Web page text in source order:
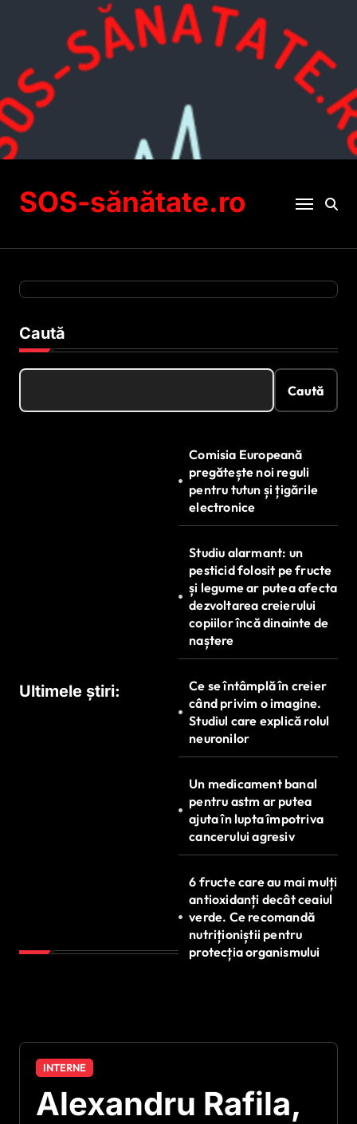
SOS-sănătate.ro
Caută
Caută
Ultimele știri:
Comisia Europeană
pregătește noi reguli
pentru tutun și țigările
electronice
Studiu alarmant: un
pesticid folosit pe fructe
și legume ar putea afecta
dezvoltarea creierului
copiilor încă dinainte de
naștere
Ce se întâmplă în creier
când privim o imagine.
Studiul care explică rolul
neuronilor
Un medicament banal
pentru astm ar putea
ajuta în lupta împotriva
cancerului agresiv
6 fructe care au mai mulți
antioxidanți decât ceaiul
verde. Ce recomandă
nutriționiștii pentru
protecția organismului
INTERNE
Alexandru Rafila,